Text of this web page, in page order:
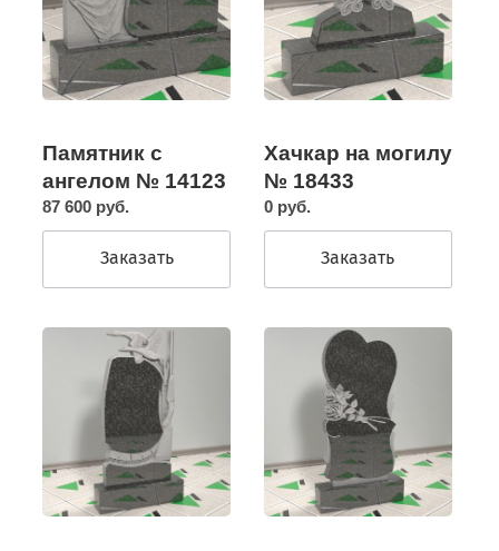
Памятник с
ангелом № 14123
87 600 руб.
Заказать
Хачкар на могилу
№ 18433
0 руб.
Заказать